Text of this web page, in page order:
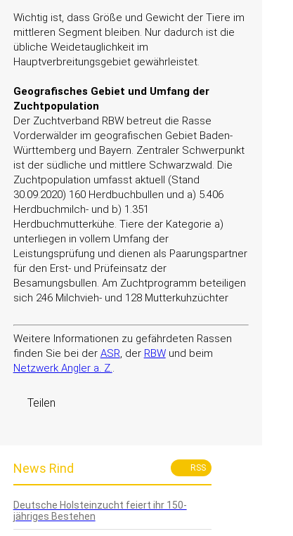
RSS
News Rind
Deutsche Holsteinzucht feiert ihr 150-
jähriges Bestehen
Wichtig ist, dass Größe und Gewicht der Tiere im
mittleren Segment bleiben. Nur dadurch ist die
übliche Weidetauglichkeit im
Hauptverbreitungsgebiet gewährleistet.
Geografisches Gebiet und Umfang der
Zuchtpopulation
Der Zuchtverband RBW betreut die Rasse
Vorderwälder im geografischen Gebiet Baden-
Württemberg und Bayern. Zentraler Schwerpunkt
ist der südliche und mittlere Schwarzwald. Die
Zuchtpopulation umfasst aktuell (Stand
30.09.2020) 160 Herdbuchbullen und a) 5.406
Herdbuchmilch- und b) 1.351
Herdbuchmutterkühe. Tiere der Kategorie a)
unterliegen in vollem Umfang der
Leistungsprüfung und dienen als Paarungspartner
für den Erst- und Prüfeinsatz der
Besamungsbullen. Am Zuchtprogramm beteiligen
sich 246 Milchvieh- und 128 Mutterkuhzüchter
Weitere Informationen zu gefährdeten Rassen
finden Sie bei der ASR, der RBWund beim
Netzwerk Angler a. Z..
Teilen